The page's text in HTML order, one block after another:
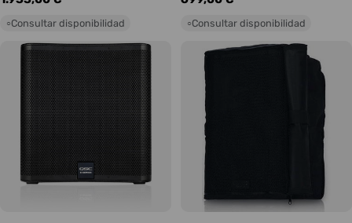
habitual
○Consultar disponibilidad
habitual
○Consultar disponibilidad